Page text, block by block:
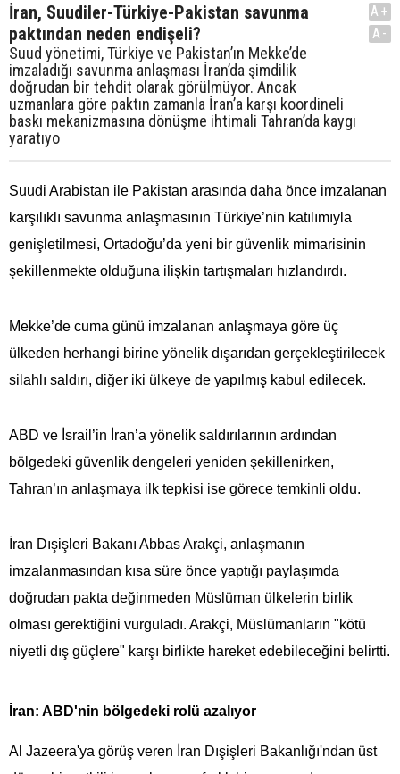
İran, Suudiler-Türkiye-Pakistan savunma
paktından neden endişeli?
Suud yönetimi, Türkiye ve Pakistan’ın Mekke’de
imzaladığı savunma anlaşması İran’da şimdilik
doğrudan bir tehdit olarak görülmüyor. Ancak
uzmanlara göre paktın zamanla İran’a karşı koordineli
baskı mekanizmasına dönüşme ihtimali Tahran’da kaygı
yaratıyo
A+
A-
Suudi Arabistan ile Pakistan arasında daha önce imzalanan
karşılıklı savunma anlaşmasının Türkiye’nin katılımıyla
genişletilmesi, Ortadoğu’da yeni bir güvenlik mimarisinin
şekillenmekte olduğuna ilişkin tartışmaları hızlandırdı.
Mekke’de cuma günü imzalanan anlaşmaya göre üç
ülkeden herhangi birine yönelik dışarıdan gerçekleştirilecek
silahlı saldırı, diğer iki ülkeye de yapılmış kabul edilecek.
ABD ve İsrail’in İran’a yönelik saldırılarının ardından
bölgedeki güvenlik dengeleri yeniden şekillenirken,
Tahran’ın anlaşmaya ilk tepkisi ise görece temkinli oldu.
İran Dışişleri Bakanı Abbas Arakçi, anlaşmanın
imzalanmasından kısa süre önce yaptığı paylaşımda
doğrudan pakta değinmeden Müslüman ülkelerin birlik
olması gerektiğini vurguladı. Arakçi, Müslümanların "kötü
niyetli dış güçlere" karşı birlikte hareket edebileceğini belirtti.
İran: ABD'nin bölgedeki rolü azalıyor
Al Jazeera'ya görüş veren İran Dışişleri Bakanlığı'ndan üst